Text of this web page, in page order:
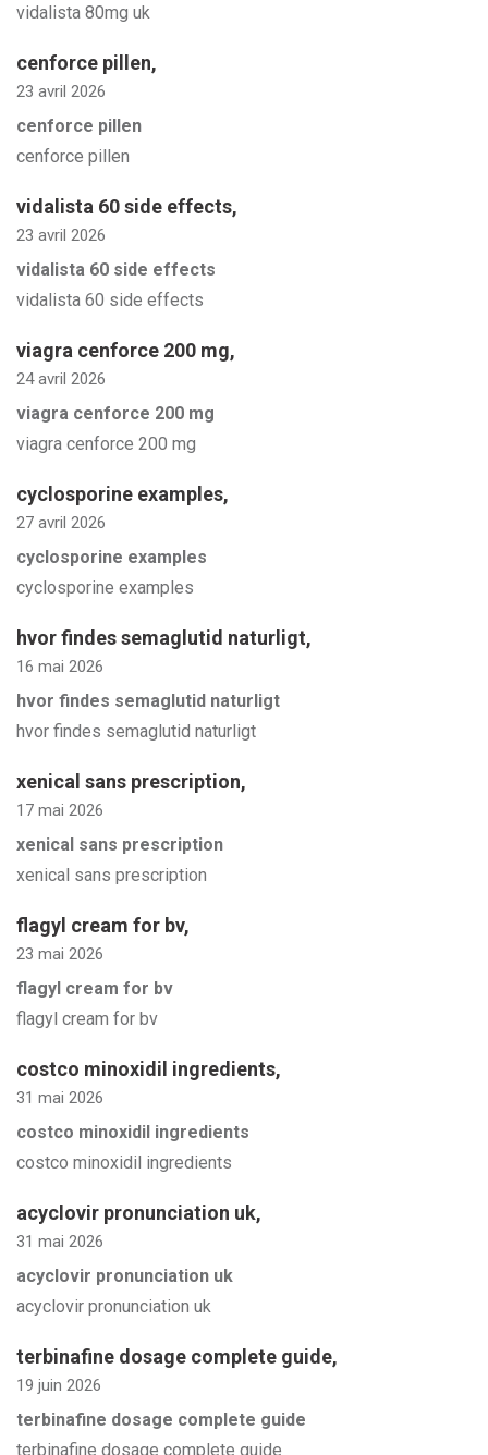
vidalista 80mg uk
cenforce pillen,
23 avril 2026
cenforce pillen
cenforce pillen
vidalista 60 side effects,
23 avril 2026
vidalista 60 side effects
vidalista 60 side effects
viagra cenforce 200 mg,
24 avril 2026
viagra cenforce 200 mg
viagra cenforce 200 mg
cyclosporine examples,
27 avril 2026
cyclosporine examples
cyclosporine examples
hvor findes semaglutid naturligt,
16 mai 2026
hvor findes semaglutid naturligt
hvor findes semaglutid naturligt
xenical sans prescription,
17 mai 2026
xenical sans prescription
xenical sans prescription
flagyl cream for bv,
23 mai 2026
flagyl cream for bv
flagyl cream for bv
costco minoxidil ingredients,
31 mai 2026
costco minoxidil ingredients
costco minoxidil ingredients
acyclovir pronunciation uk,
31 mai 2026
acyclovir pronunciation uk
acyclovir pronunciation uk
terbinafine dosage complete guide,
19 juin 2026
terbinafine dosage complete guide
terbinafine dosage complete guide